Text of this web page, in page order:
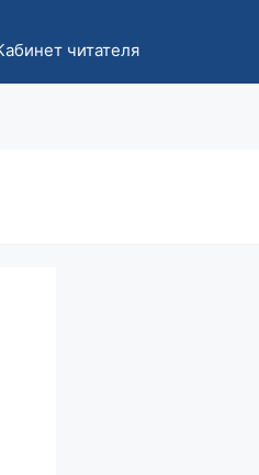
читателя